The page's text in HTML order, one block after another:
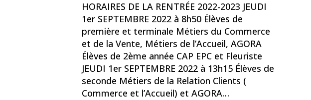
HORAIRES DE LA RENTRÉE 2022-2023 JEUDI
1er SEPTEMBRE 2022 à 8h50 Élèves de
première et terminale Métiers du Commerce
et de la Vente, Métiers de l’Accueil, AGORA
Élèves de 2ème année CAP EPC et Fleuriste
JEUDI 1er SEPTEMBRE 2022 à 13h15 Élèves de
seconde Métiers de la Relation Clients (
Commerce et l’Accueil) et AGORA…